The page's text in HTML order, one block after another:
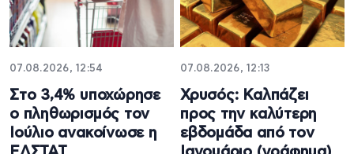
07.08.2026, 12:54
Στο 3,4% υποχώρησε
ο πληθωρισμός τον
Ιούλιο ανακοίνωσε η
07.08.2026, 12:13
Χρυσός: Καλπάζει
προς την καλύτερη
εβδομάδα από τον